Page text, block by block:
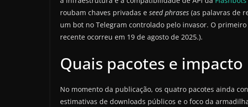
roubam chaves privadas e seed phrases (as palavras de
um bot no Telegram controlado pelo invasor. O
recente ocorreu em 19 de agosto de 2025.).
Quais pacotes e impacto
No momento da publicação, os quatro pacotes ainda
estimativas de downloads públicos e o foco da